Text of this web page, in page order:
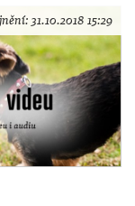
31.10.2018 15:29